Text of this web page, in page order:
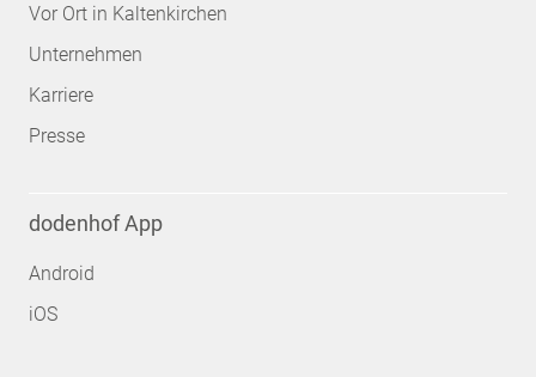
Vor Ort in Kaltenkirchen
Unternehmen
Karriere
Presse
dodenhof App
Android
iOS